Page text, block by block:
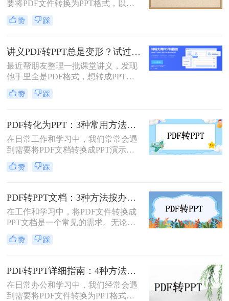
适的方式。
要将PDF文件转换为PPT格式，以便
进行演示或编辑。PDF文件以其固定
格式和跨平台的优势而广受欢迎，但
和动态展示效果。那么pdf转ppt怎么
操作呢？本文将介绍五种将PDF转换
为PPT的方法，帮助您轻松完成这一
任务。
赞 踩
讲义PDF转PPT总是变形？试过这几个办法真管用！
最近帮朋友整理一批课堂讲义，发现
他手里全是PDF格式，想转成PPT讲
课用，结果试了好几个工具，不是字
体乱码就是排版错位，气得他差点把
转ppt”这个问题，说到底要看你的
PDF是纯文字扫描件、带复杂表格的
课件，还是带大量图片的教案——不
同情况方法完全不同。下面我按实际
使用场景，把试过好用的几个方法整
理出来，不吹不黑，优缺点都说明
赞 踩
PDF转化为PPT：3种常用方法在不同PPT版本下的兼容性！
在日常工作和学习中，我们常常会遇
到需要将PDF文档转换成PPT演示文
稿的情况。无论是为了更好地展示信
息，还是为了方便编辑，掌握如何进
么怎么将pdf转化为ppt呢？本文将介
绍三种常用的方法来实现PDF到PPT
的转换。
赞 踩
PDF转PPT文档：3种方法按办公场景（汇报/教学/合同）选择！
在工作和学习中，将PDF文件转换成
PPT文档是一个常见的需求。无论是
为了制作演示文稿、提取内容还是重
新排版，掌握几种有效的转换方法都
ppt文档呢？本文将介绍三种常用的
PDF转PPT的方法，帮助您轻松完成
PDF到PPT的转换。
赞 踩
PDF转PPT详细指南：4种方法的参数配置和输出效果调优！
在日常办公和学习中，我们经常会遇
到需要将PDF文件转换为PPT格式的